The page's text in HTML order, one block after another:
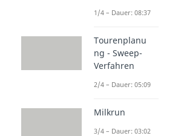
1/4 – Dauer: 08:37
Tourenplanu
ng - Sweep-
Verfahren
2/4 – Dauer: 05:09
Milkrun
3/4 – Dauer: 03:02